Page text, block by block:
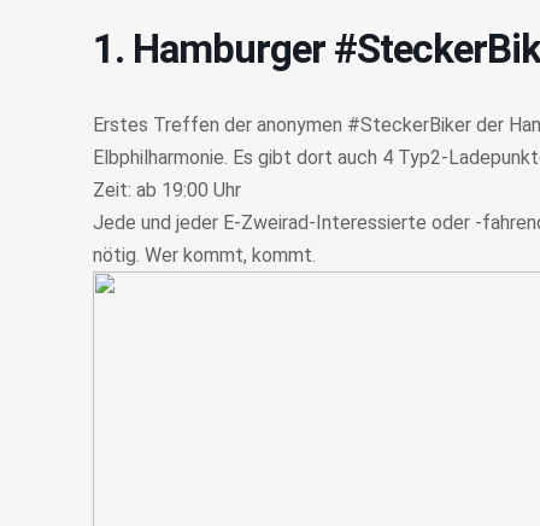
1. Hamburger
Erstes Treffen der anonymen #SteckerBiker der
Elbphilharmonie. Es gibt dort auch 4 Typ2-
Zeit: ab 19:00 Uhr
Jede und jeder E-Zweirad-Interessierte oder -
nötig. Wer kommt, kommt.